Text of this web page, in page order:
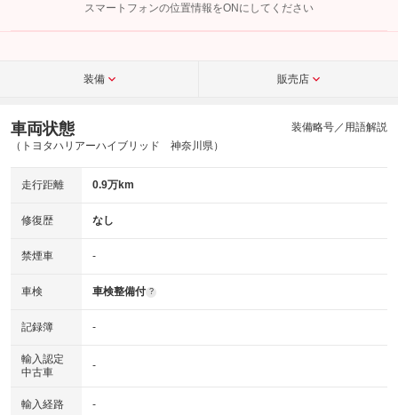
こちら
スマートフォンの位置情報をONにしてください
装備 販売店
車両状態
（トヨタハリアーハイブリッド 神奈川県）
装備略号／用語解説
走行距離 0.9万km
修復歴 なし
禁煙車 -
車検 車検整備付 ?
記録簿 -
輸入認定
中古車
-
輸入経路 -